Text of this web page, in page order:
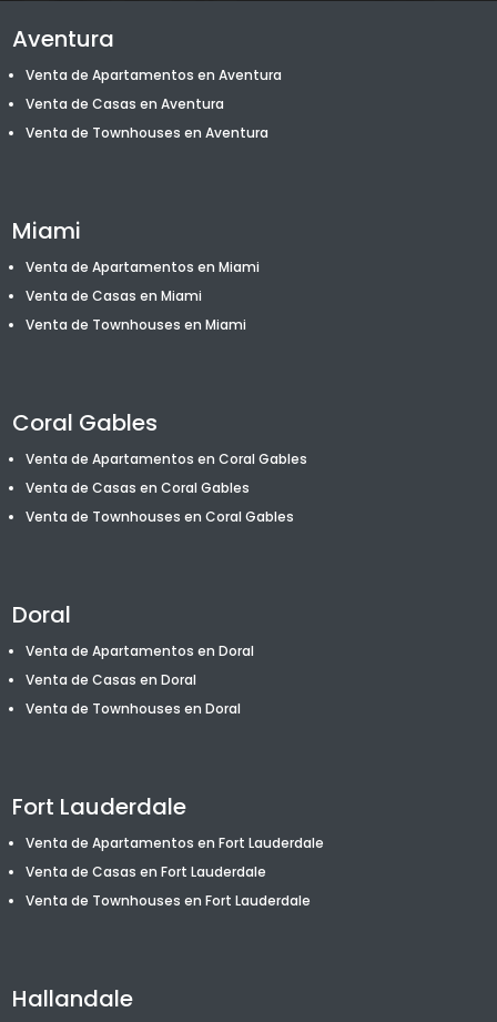
Aventura
Venta de Apartamentos en Aventura
Venta de Casas en Aventura
Venta de Townhouses en Aventura
Miami
Venta de Apartamentos en Miami
Venta de Casas en Miami
Venta de Townhouses en Miami
Coral Gables
Venta de Apartamentos en Coral Gables
Venta de Casas en Coral Gables
Venta de Townhouses en Coral Gables
Doral
Venta de Apartamentos en Doral
Venta de Casas en Doral
Venta de Townhouses en Doral
Fort Lauderdale
Venta de Apartamentos en Fort Lauderdale
Venta de Casas en Fort Lauderdale
Venta de Townhouses en Fort Lauderdale
Hallandale